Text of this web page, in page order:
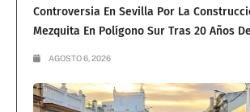
Controversia En Sevilla Por La
Mezquita En Polígono Sur Tras 20 Años
AGOSTO 6, 2026